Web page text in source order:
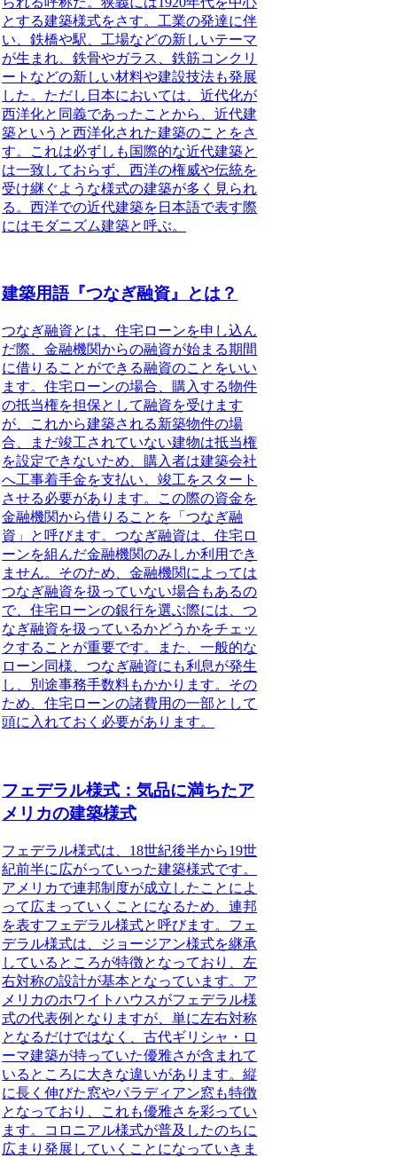
とする建築様式をさす。工業の発達に伴
い、鉄橋や駅、工場などの新しいテーマ
が生まれ、鉄骨やガラス、鉄筋コンクリ
ートなどの新しい材料や建設技法も発展
した。ただし日本においては、近代化が
西洋化と同義であったことから、近代建
築というと西洋化された建築のことをさ
す。これは必ずしも国際的な近代建築と
は一致しておらず、西洋の権威や伝統を
受け継ぐような様式の建築が多く見られ
る。西洋での近代建築を日本語で表す際
にはモダニズム建築と呼ぶ。
建築用語『つなぎ融資』とは？
つなぎ融資とは 、住宅ローンを申し込ん
だ際、金融機関からの融資が始まる期間
に借りることができる融資のことをいい
ます。住宅ローンの場合、購入する物件
の抵当権を担保として融資を受けます
が、これから建築される新築物件の場
合、まだ竣工されていない建物は抵当権
を設定できないため、購入者は建築会社
へ工事着手金を支払い、竣工をスタート
させる必要があります。この際の資金を
金融機関から借りることを「つなぎ融
資」と呼びます。つなぎ融資は、住宅ロ
ーンを組んだ金融機関のみしか利用でき
ません。そのため、金融機関によっては
つなぎ融資を扱っていない場合もあるの
で、住宅ローンの銀行を選ぶ際には、つ
なぎ融資を扱っているかどうかをチェッ
クすることが重要です。また、一般的な
ローン同様、つなぎ融資にも利息が発生
し、別途事務手数料もかかります。その
ため、住宅ローンの諸費用の一部として
頭に入れておく必要があります。
フェデラル様式：気品に満ちたア
メリカの建築様式
フェデラル様式は、18世紀後半から19世
紀前半に広がっていった建築様式です。
アメリカで連邦制度が成立したことによ
って広まっていくことになるため、連邦
を表すフェデラル様式と呼びます。 フェ
デラル様式は、ジョージアン様式を継承
しているところが特徴となっており、左
右対称の設計が基本となっています。ア
メリカのホワイトハウスがフェデラル様
式の代表例となりますが、単に左右対称
となるだけではなく、古代ギリシャ・ロ
ーマ建築が持っていた優雅さが含まれて
いるところに大きな違いがあります。縦
に長く伸びた窓やパラディアン窓も特徴
となっており、これも優雅さを彩ってい
ます。コロニアル様式が普及したのちに
広まり発展していくことになっていきま